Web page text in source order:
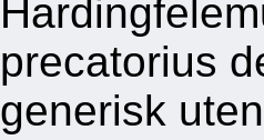
precatorius
generisk